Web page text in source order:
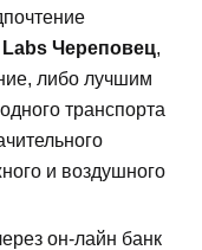
Череповец,
либо лучшим
транспорта
и воздушного
он-лайн банк